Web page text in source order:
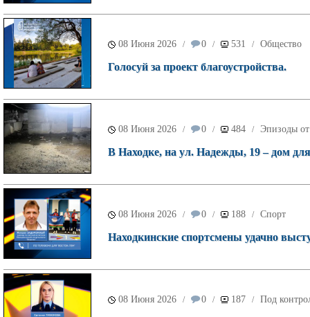
08 Июня 2026 / 0 / 531 / Общество
Голосуй за проект благоустройства.
08 Июня 2026 / 0 / 484 / Эпизоды
В Находке, на ул. Надежды, 19 – дом для
08 Июня 2026 / 0 / 188 / Спорт
Находкинские спортсмены удачно
08 Июня 2026 / 0 / 187 / Под